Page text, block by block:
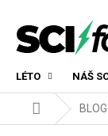
obsah
LÉTO NÁŠ
Domů BLOG